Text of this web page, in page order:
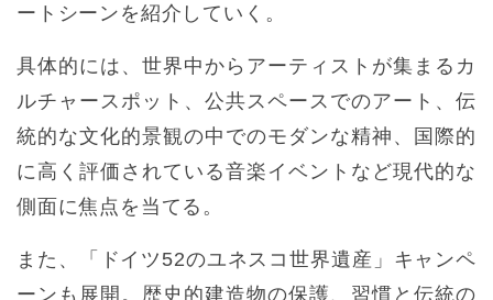
ートシーンを紹介していく。
具体的には、世界中からアーティストが集まるカ
ルチャースポット、公共スペースでのアート、伝
統的な文化的景観の中でのモダンな精神、国際的
に高く評価されている音楽イベントなど現代的な
側面に焦点を当てる。
また、「ドイツ52のユネスコ世界遺産」キャンペ
ーンも展開。歴史的建造物の保護、習慣と伝統の